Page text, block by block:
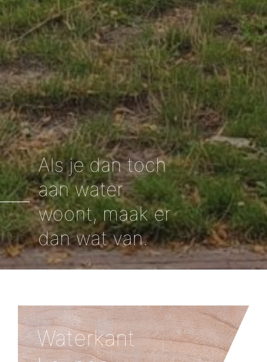
Als je dan toch
aan water
woont, maak er
dan wat van.
Waterkant